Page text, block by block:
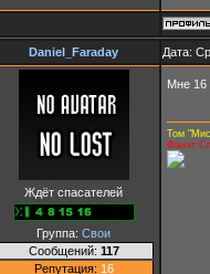
Daniel_Faraday Дата:
Ждёт спасателей
Группа: Свои
Сообщений: 117
Репутация: 16
Мне 16
Том
Фанат